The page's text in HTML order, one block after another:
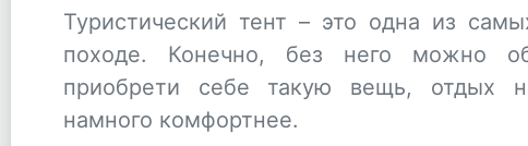
Туристический тент – это одна из
походе. Конечно, без него можно
приобрети себе такую вещь, отдых
намного комфортнее.